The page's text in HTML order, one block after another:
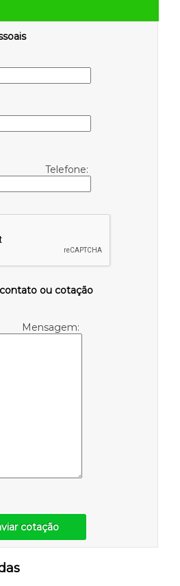
Telefone:
ou cotação
Mensagem:
cotação